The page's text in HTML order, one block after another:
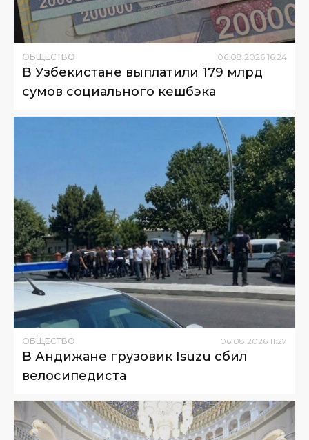
ОБЩЕСТВО 06 08 2026 16:24
В Узбекистане выплатили 179 млрд
сумов социального кешбэка
ОБЩЕСТВО 06 08 2026 11:27
В Андижане грузовик Isuzu сбил
велосипедиста